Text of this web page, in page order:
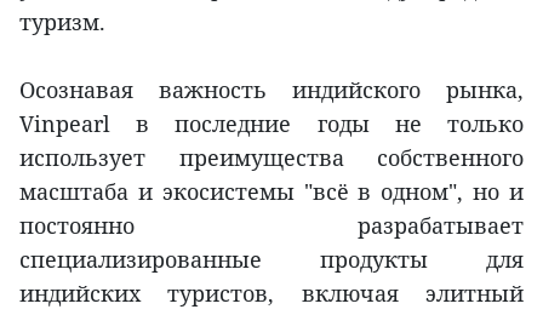
туризм.
Осознавая важность индийского рынка,
Vinpearl в последние годы не только
использует преимущества собственного
масштаба и экосистемы "всё в одном", но и
постоянно разрабатывает
специализированные продукты для
индийских туристов, включая элитный